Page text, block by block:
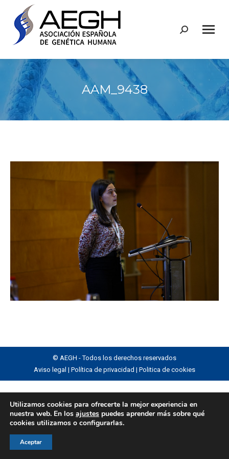
Buscar:
AAM_9438
© AEGH - Todos los derechos reservados
Aviso legal | Política de privacidad | Politica de cookies
Utilizamos cookies para ofrecerte la mejor experiencia en
nuestra web. En los ajustes puedes aprender más sobre qué
cookies utilizamos o configurarlas.
Aceptar